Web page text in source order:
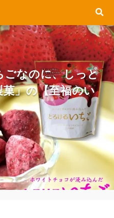
ごなのに、しっと
」の【至福のい